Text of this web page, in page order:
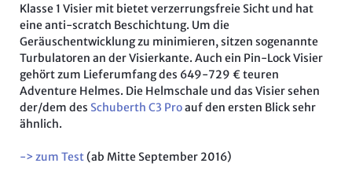
Klasse 1 Visier mit bietet verzerrungsfreie Sicht und hat
eine anti-scratch Beschichtung. Um die
Geräuschentwicklung zu minimieren, sitzen sogenannte
Turbulatoren an der Visierkante. Auch ein Pin-Lock Visier
gehört zum Lieferumfang des 649-729 € teuren
Adventure Helmes. Die Helmschale und das Visier sehen
der/dem des Schuberth C3 Proauf den ersten Blick sehr
ähnlich.
-> zum Test(ab Mitte September 2016)